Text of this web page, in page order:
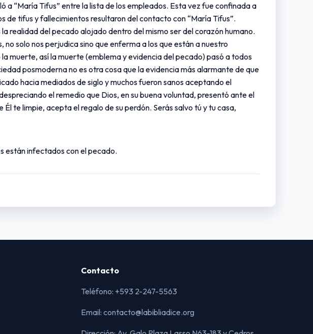
“María Tifus” entre la lista de los empleados. Esta vez fue confinada a
de tifus y fallecimientos resultaron del contacto con “María Tifus”.
realidad del pecado alojado dentro del mismo ser del corazón humano.
solo nos perjudica sino que enferma a los que están a nuestro
muerte, así la muerte (emblema y evidencia del pecado) pasó a todos
posmoderna no es otra cosa que la evidencia más alarmante de que
hacia mediados de siglo y muchos fueron sanos aceptando el
el remedio que Dios, en su buena voluntad, presentó ante el
te limpie, acepta el regalo de su perdón. Serás salvo tú y tu casa,
están infectados con el pecado.
Contacto
Teléfono: +593 2-247-5563
Email: contacto@labibliadice.org